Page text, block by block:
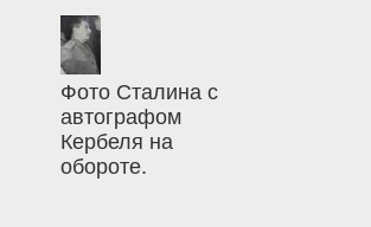
Фото Сталина с
автографом
Кербеля на
обороте.